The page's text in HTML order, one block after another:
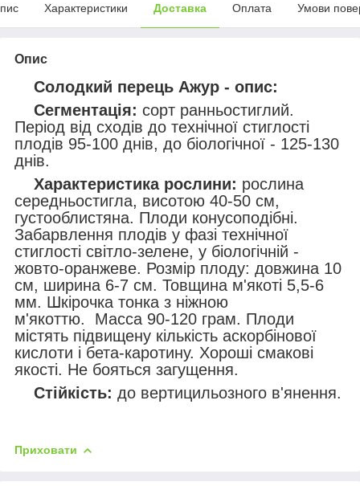
Характеристики Доставка Оплата Умови
Опис
Солодкий перець Ажур - опис:
Сегментація: сорт ранньостиглий.
Період від сходів до технічної стиглості
плодів 95-100 днів, до біологічної - 125-130
днів.
Характеристика рослини: рослина
середньостигла, висотою 40-50 см,
густооблистяна. Плоди конусоподібні.
Забарвлення плодів у фазі технічної
стиглості світло-зелене, у біологічній -
жовто-оранжеве. Розмір плоду: довжина 10
см, ширина 6-7 см. Товщина м'якоті 5,5-6
мм. Шкірочка тонка з ніжною
м'якоттю. Macca 90-120 грам. Плоди
містять підвищену кількість аскорбінової
кислоти і бета-каротину. Хороші смакові
якості. He бояться загущення.
Стійкість: до вертицильозного в'янення.
Приховати